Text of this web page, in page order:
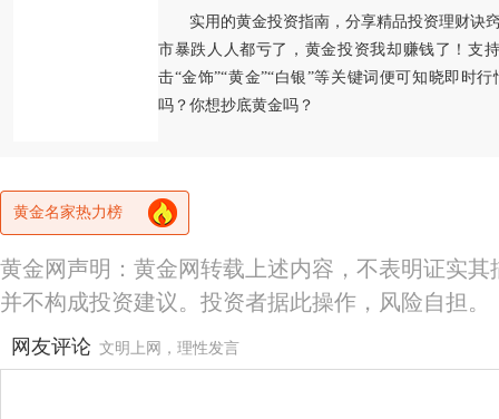
实用的黄金投资指南，分享精品投资理财诀
市暴跌人人都亏了，黄金投资我却赚钱了！支
击“金饰”“黄金”“白银”等关键词便可知晓即时
吗？你想抄底黄金吗？
黄金名家热力榜
黄金网声明：黄金网转载上述内容，不表明证实
并不构成投资建议。投资者据此操作，风险自担。
网友评论 文明上网，理性发言